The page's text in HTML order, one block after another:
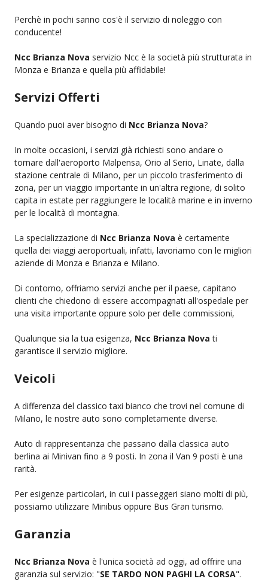
Perchè in pochi sanno cos'è il servizio di noleggio con
conducente!
Ncc Brianza Nova servizio Ncc è la società più strutturata in
Monza e Brianza e quella più affidabile!
Servizi Offerti
Quando puoi aver bisogno di Ncc Brianza Nova?
In molte occasioni, i servizi già richiesti sono andare o
tornare dall'aeroporto Malpensa, Orio al Serio, Linate, dalla
stazione centrale di Milano, per un piccolo trasferimento di
zona, per un viaggio importante in un'altra regione, di solito
capita in estate per raggiungere le località marine e in inverno
per le località di montagna.
La specializzazione di Ncc Brianza Nova è certamente
quella dei viaggi aeroportuali, infatti, lavoriamo con le migliori
aziende di Monza e Brianza e Milano.
Di contorno, offriamo servizi anche per il paese, capitano
clienti che chiedono di essere accompagnati all'ospedale per
una visita importante oppure solo per delle commissioni,
Qualunque sia la tua esigenza, Ncc Brianza Nova ti
garantisce il servizio migliore.
Veicoli
A differenza del classico taxi bianco che trovi nel comune di
Milano, le nostre auto sono completamente diverse.
Auto di rappresentanza che passano dalla classica auto
berlina ai Minivan fino a 9 posti. In zona il Van 9 posti è una
rarità.
Per esigenze particolari, in cui i passeggeri siano molti di più,
possiamo utilizzare Minibus oppure Bus Gran turismo.
Garanzia
Ncc Brianza Nova è l'unica società ad oggi, ad offrire una
garanzia sul servizio: "SE TARDO NON PAGHI LA CORSA".